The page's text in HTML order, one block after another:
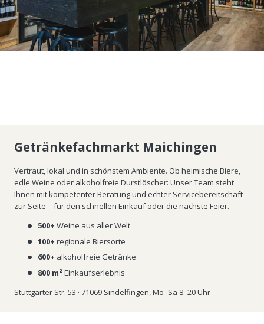
Getränkefachmarkt Maichingen
Vertraut, lokal und in schönstem Ambiente. Ob heimische Biere,
edle Weine oder alkoholfreie Durstlöscher: Unser Team steht
Ihnen mit kompetenter Beratung und echter Servicebereitschaft
zur Seite – für den schnellen Einkauf oder die nächste Feier.
500+ Weine aus aller Welt
100+ regionale Biersorte
600+ alkoholfreie Getränke
800 m²Einkaufserlebnis
Stuttgarter Str. 53 · 71069 Sindelfingen, Mo–Sa 8–20 Uhr